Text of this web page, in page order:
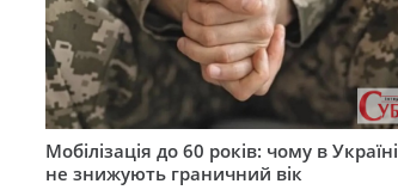
Мобілізація до 60 років: чому в Україні
не знижують граничний вік